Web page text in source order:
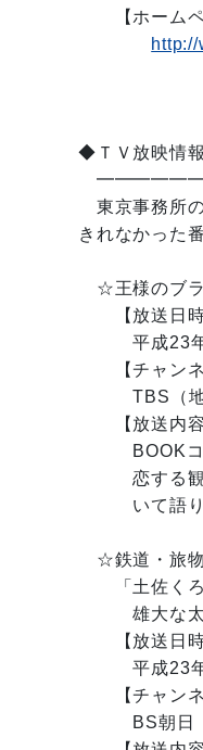
【ホームペ
◆ＴＶ放映情報
東京事務所
きれなかった
☆王様のブ
【放送日時
平成23年5
【チャンネ
TBS（地上
【放送内容
BOOKコー
恋する観光
いて語り
☆鉄道・旅
「土佐くろ
雄大な太平
【放送日時
平成23年5
【チャンネ
BS朝日（